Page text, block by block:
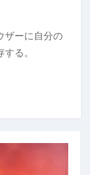
ザーに自分の
る。